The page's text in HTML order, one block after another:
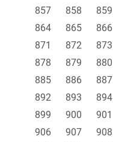
857
858 859
864
865 866
871
872 873
878
879 880
885
886 887
892
893 894
899
900 901
906
907 908